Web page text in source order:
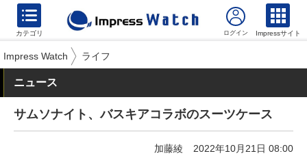
カテゴリ Impressサイト
Impress Watch ライフ
ニュース
サムソナイト、バスキアコラボのスーツケース
加藤綾 2022年10月21日 08:00